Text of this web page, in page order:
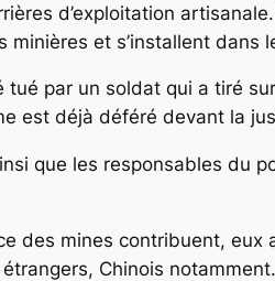
d’exploitation
et s’installent dans
tué par un soldat qui a tiré
est déjà déféré devant la
que les responsables du
des mines contribuent, eux
Chinois notamment.